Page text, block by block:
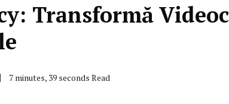
Transformă
7 minutes, 39 seconds Read